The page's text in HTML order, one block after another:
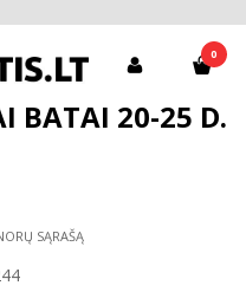
0
BATAI 20-25 D.
SĄRAŠĄ